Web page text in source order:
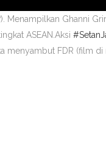
Menampilkan Ghanni
ASEAN.Aksi #
menyambut FDR (film